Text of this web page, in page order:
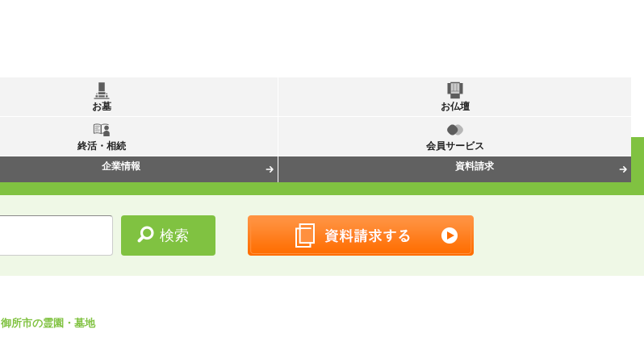
お墓 お仏壇
終活・相続
会員サービス
企業情報 資料請求
御所市の霊園・墓地